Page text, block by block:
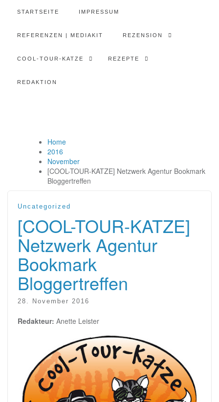
STARTSEITE IMPRESSUM
REFERENZEN | MEDIAKIT REZENSION
COOL-TOUR-KATZE REZEPTE
REDAKTION
Home
2016
November
[COOL-TOUR-KATZE] Netzwerk Agentur Bookmark
Bloggertreffen
Uncategorized
[COOL-TOUR-KATZE]
Netzwerk Agentur
Bookmark
Bloggertreffen
28. November 2016
Redakteur: Anette Leister